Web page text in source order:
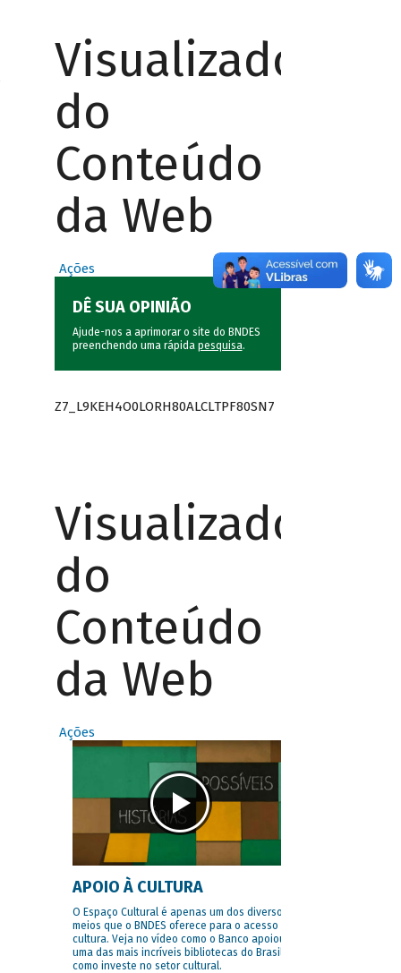
Visualizador
do
Conteúdo
da Web
Ações
DÊ SUA OPINIÃO
Ajude-nos a aprimorar o site do BNDES
preenchendo uma rápida pesquisa.
Z7_L9KEH4O0LORH80ALCLTPF80SN7
Visualizador
do
Conteúdo
da Web
Ações
APOIO À CULTURA
O Espaço Cultural é apenas um dos diversos
meios que o BNDES oferece para o acesso à
cultura. Veja no vídeo como o Banco apoiou
uma das mais incríveis bibliotecas do Brasil e
como investe no setor cultural.